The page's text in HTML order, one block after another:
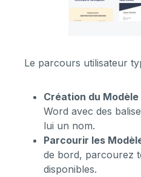
Le parcours utilisateur
Création du Modèle
Word avec des
lui un nom.
Parcourir les
de bord, parcourez
disponibles.